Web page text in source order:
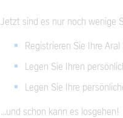
Jetzt sind es nur noch wenige
Registrieren Sie Ihre
Legen Sie Ihren
Legen Sie Ihre
...und schon kann es losgehen!